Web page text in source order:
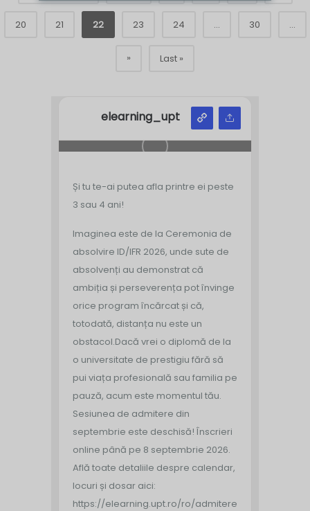
20 21 22 23 24 ... 30 ...
» Last »
elearning_upt
Și tu te-ai putea afla printre ei peste
3 sau 4 ani!
Imaginea este de la Ceremonia de
absolvire ID/IFR 2026, unde sute de
absolvenți au demonstrat că
ambiția și perseverența pot învinge
orice program încărcat și că,
totodată, distanța nu este un
obstacol.Dacă vrei o diplomă de la
o universitate de prestigiu fără să
pui viața profesională sau familia pe
pauză, acum este momentul tău.
Sesiunea de admitere din
septembrie este deschisă! Înscrieri
online până pe 8 septembrie 2026.
Află toate detaliile despre calendar,
locuri și dosar aici:
https://elearning.upt.ro/ro/admitere/